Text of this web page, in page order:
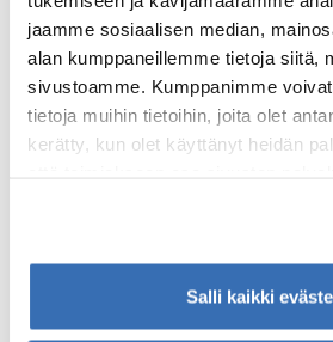
jaamme sosiaalisen median,
alan kumppaneillemme tietoja siitä,
sivustoamme. Kumppanimme
tietoja muihin tietoihin, joita olet
kerätty, kun olet käyttänyt heidän
Salli kaikki
Kysyttävää? Ota